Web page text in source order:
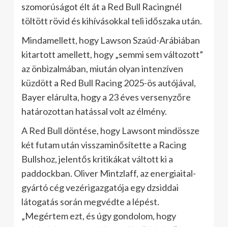
szomorúságot élt át a Red Bull Racingnél
töltött rövid és kihívásokkal teli időszaka után.
Mindamellett, hogy Lawson Szaúd-Arábiában
kitartott amellett, hogy „semmi sem változott”
az önbizalmában, miután olyan intenzíven
küzdött a Red Bull Racing 2025-ös autójával,
Bayer elárulta, hogy a 23 éves versenyzőre
határozottan hatással volt az élmény.
A Red Bull döntése, hogy Lawsont mindössze
két futam után visszaminősítette a Racing
Bullshoz, jelentős kritikákat váltott ki a
paddockban. Oliver Mintzlaff, az energiaital-
gyártó cég vezérigazgatója egy dzsiddai
látogatás során megvédte a lépést.
„Megértem ezt, és úgy gondolom, hogy